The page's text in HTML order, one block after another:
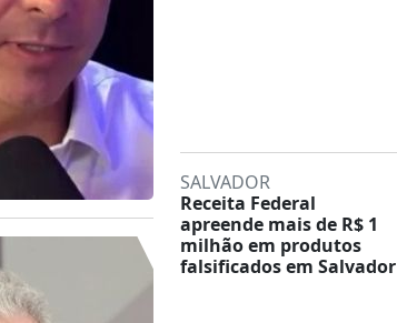
SALVADOR
Receita Federal
apreende mais de R$ 1
milhão em produtos
falsificados em Salvador